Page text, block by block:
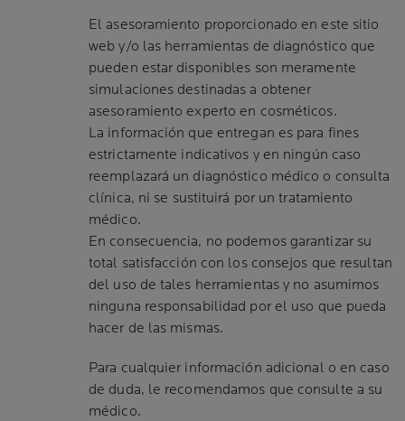
El asesoramiento proporcionado en este sitio
web y/o las herramientas de diagnóstico que
pueden estar disponibles son meramente
simulaciones destinadas a obtener
asesoramiento experto en cosméticos.
La información que entregan es para fines
estrictamente indicativos y en ningún caso
reemplazará un diagnóstico médico o consulta
clínica, ni se sustituirá por un tratamiento
médico.
En consecuencia, no podemos garantizar su
total satisfacción con los consejos que resultan
del uso de tales herramientas y no asumimos
ninguna responsabilidad por el uso que pueda
hacer de las mismas.
Para cualquier información adicional o en caso
de duda, le recomendamos que consulte a su
médico.